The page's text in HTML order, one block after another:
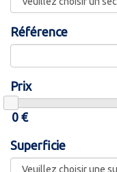
Référence
Prix
Superficie